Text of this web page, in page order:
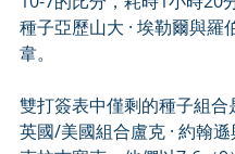
種子亞歷山大 · 埃勒爾與羅
韋。
雙打簽表中僅剩的種子組合
英國/美國組合盧克 · 約翰遜